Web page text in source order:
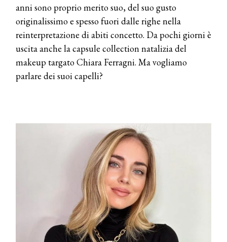
anni sono proprio merito suo, del suo gusto
originalissimo e spesso fuori dalle righe nella
reinterpretazione di abiti concetto. Da pochi giorni è
uscita anche la capsule collection natalizia del
makeup targato Chiara Ferragni. Ma vogliamo
parlare dei suoi capelli?